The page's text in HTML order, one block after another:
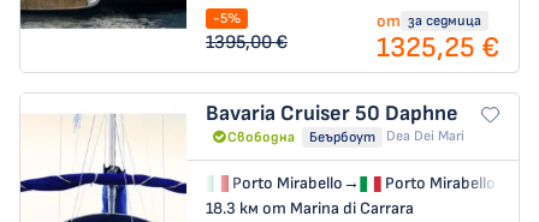
-5%
1395,00 €
от за седмица
1325,25 €
Bavaria Cruiser 50 Daphne
Свободна Беърбоут Dea Dei Mari
Porto Mirabello→
Porto Mirabello
18.3 км от Marina di Carrara